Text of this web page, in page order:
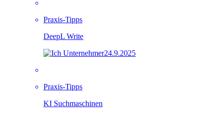
Praxis-Tipps
DeepL Write
24.9.2025
Praxis-Tipps
KI Suchmaschinen